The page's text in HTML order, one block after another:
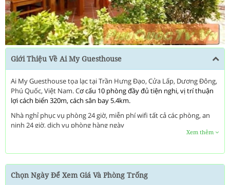
Giới Thiệu Về Ai My Guesthouse
Ai My Guesthouse tọa lạc tại Trần Hưng Đạo, Cửa Lấp, Dương Đông,
Phú Quốc, Việt Nam. Cơ cấu 10 phòng đầy đủ tiện nghi, vị trí thuận
lợi cách biển 320m, cách sân bay 5.4km.
Nhà nghỉ phục vụ phòng 24 giờ, miễn phí wifi tất cả các phòng, an
ninh 24 giờ, dịch vụ phòng hàng ngày
Xem thêm
Chọn Ngày Để Xem Giá Và Phòng Trống